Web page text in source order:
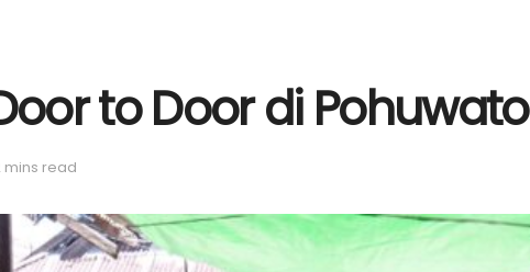
to Door di Pohuwato
mins read